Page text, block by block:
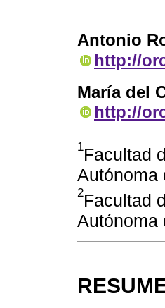
Antonio
http://
María del
http://
1Facultad
Autónoma
2Facultad
Autónoma